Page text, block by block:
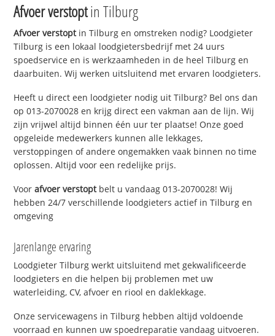
Afvoer verstoptin Tilburg
Afvoer verstoptin Tilburg en omstreken nodig? Loodgieter
Tilburg is een lokaal loodgietersbedrijf met 24 uurs
spoedservice en is werkzaamheden in de heel Tilburg en
daarbuiten. Wij werken uitsluitend met ervaren loodgieters.
Heeft u direct een loodgieter nodig uit Tilburg? Bel ons dan
op 013-2070028 en krijg direct een vakman aan de lijn. Wij
zijn vrijwel altijd binnen één uur ter plaatse! Onze goed
opgeleide medewerkers kunnen alle lekkages,
verstoppingen of andere ongemakken vaak binnen no time
oplossen. Altijd voor een redelijke prijs.
Voorafvoer verstoptbelt u vandaag 013-2070028! Wij
hebben 24/7 verschillende loodgieters actief in Tilburg en
omgeving
Jarenlange ervaring
Loodgieter Tilburg werkt uitsluitend met gekwalificeerde
loodgieters en die helpen bij problemen met uw
waterleiding, CV, afvoer en riool en daklekkage.
Onze servicewagens in Tilburg hebben altijd voldoende
voorraad en kunnen uw spoedreparatie vandaag uitvoeren.